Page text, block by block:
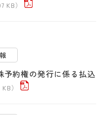
KB）
予約権の発行に係る払込
）